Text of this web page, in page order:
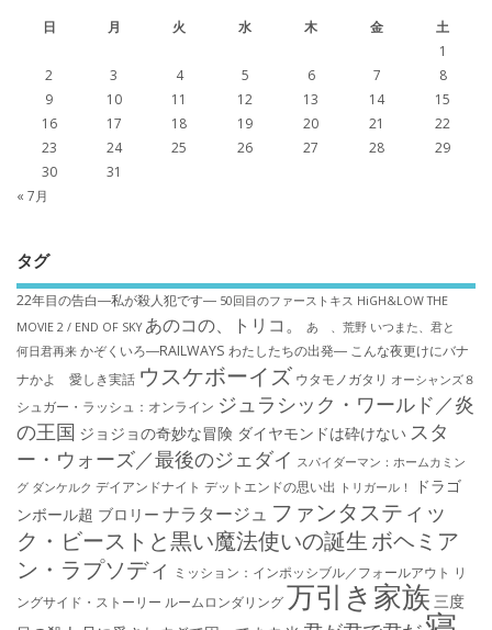
日 月 火 水 木 金
土
1
2
3 4 5 6 7
8
9
10 11 12 13 14
15
16
17 18 19 20 21
22
23
24 25 26 27 28
29
30
31
« 7月
タグ
22年目の告白―私が殺人犯です― 50回目のファーストキス HiGH&LOW THE
MOVIE 2 / END OF SKY あのコの、トリコ。 あゝ、荒野 いつまた、君と
何日君再来 かぞくいろ―RAILWAYS わたしたちの出発― こんな夜更けにバナ
ナかよ 愛しき実話 ウスケボーイズ ウタモノガタリ オーシャンズ８
シュガー・ラッシュ：オ​ンライン ジュラシック・ワールド／炎
の王国 ジョジョの奇妙な冒険 ダイヤモンドは砕けない スタ
ー・ウォーズ／最後のジェダイ スパイダーマン：ホームカミン
グ ダンケルク デイアンドナイト デットエンドの思い出 トリガール！
ドラゴ
ンボール超 ブロリー ナラタージュ ファンタスティッ
ク・ビーストと黒い魔法使いの誕生 ボヘミア
ン・ラプソディ ミッション：インポッシブル／フォールアウト リ
ングサイド・ストーリー ルームロンダリング万引き家族 三度